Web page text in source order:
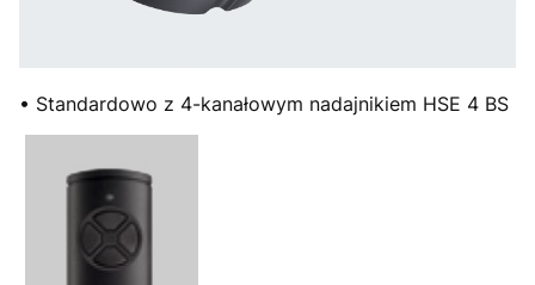
• Standardowo z 4-kanałowym nadajnikiem HSE 4 BS